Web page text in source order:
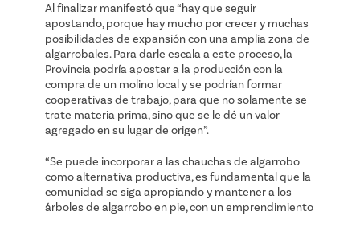
Al finalizar manifestó que “hay que seguir
apostando, porque hay mucho por crecer y muchas
posibilidades de expansión con una amplia zona de
algarrobales. Para darle escala a este proceso, la
Provincia podría apostar a la producción con la
compra de un molino local y se podrían formar
cooperativas de trabajo, para que no solamente se
trate materia prima, sino que se le dé un valor
agregado en su lugar de origen”.
“Se puede incorporar a las chauchas de algarrobo
como alternativa productiva, es fundamental que la
comunidad se siga apropiando y mantener a los
árboles de algarrobo en pie, con un emprendimiento